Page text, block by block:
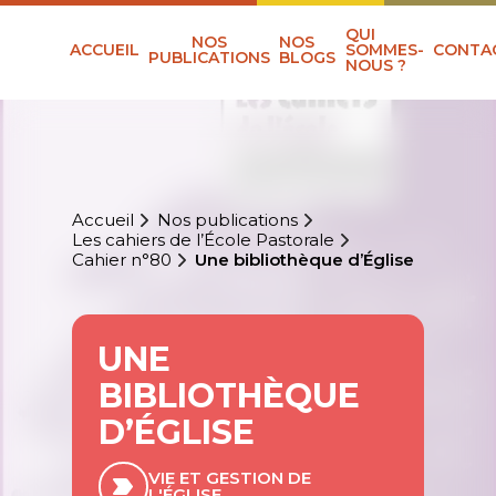
ACCUEIL NOS
PUBLICATIONS
NOS
BLOGS
QUI
SOMMES-
NOUS ?
Accueil
Nos publications
Les cahiers de l’École Pastorale
Cahier n°80
Une bibliothèque d’Église
UNE
BIBLIOTHÈQUE
D’ÉGLISE
VIE ET GESTION DE